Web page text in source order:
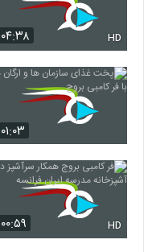
۰۴:۳۸ HD
۰۱:۰۳
۰۰:۵۹ HD